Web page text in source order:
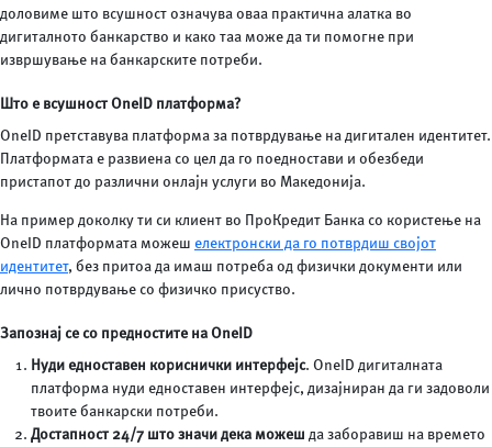
доловиме што всушност означува оваа практична алатка во
дигиталното банкарство и како таа може да ти помогне при
извршување на банкарските потреби.
Што е всушност OneID платформа?
OneID претставува платформа за потврдување на дигитален идентитет.
Платформата е развиена со цел да го поедностави и обезбеди
пристапот до различни онлајн услуги во Македонија.
На пример доколку ти си клиент во ПроКредит Банка со користење на
OneID платформата можеш електронски да го потврдиш својот
идентитет, без притоа да имаш потреба од физички документи или
лично потврдување со физичко присуство.
Запознај се со предностите на OneID
Нуди едноставен кориснички интерфејс. OneID дигиталната
платформа нуди едноставен интерфејс, дизајниран да ги задоволи
твоите банкарски потреби.
Достапност 24/7 што значи дека можеш да заборавиш на времето